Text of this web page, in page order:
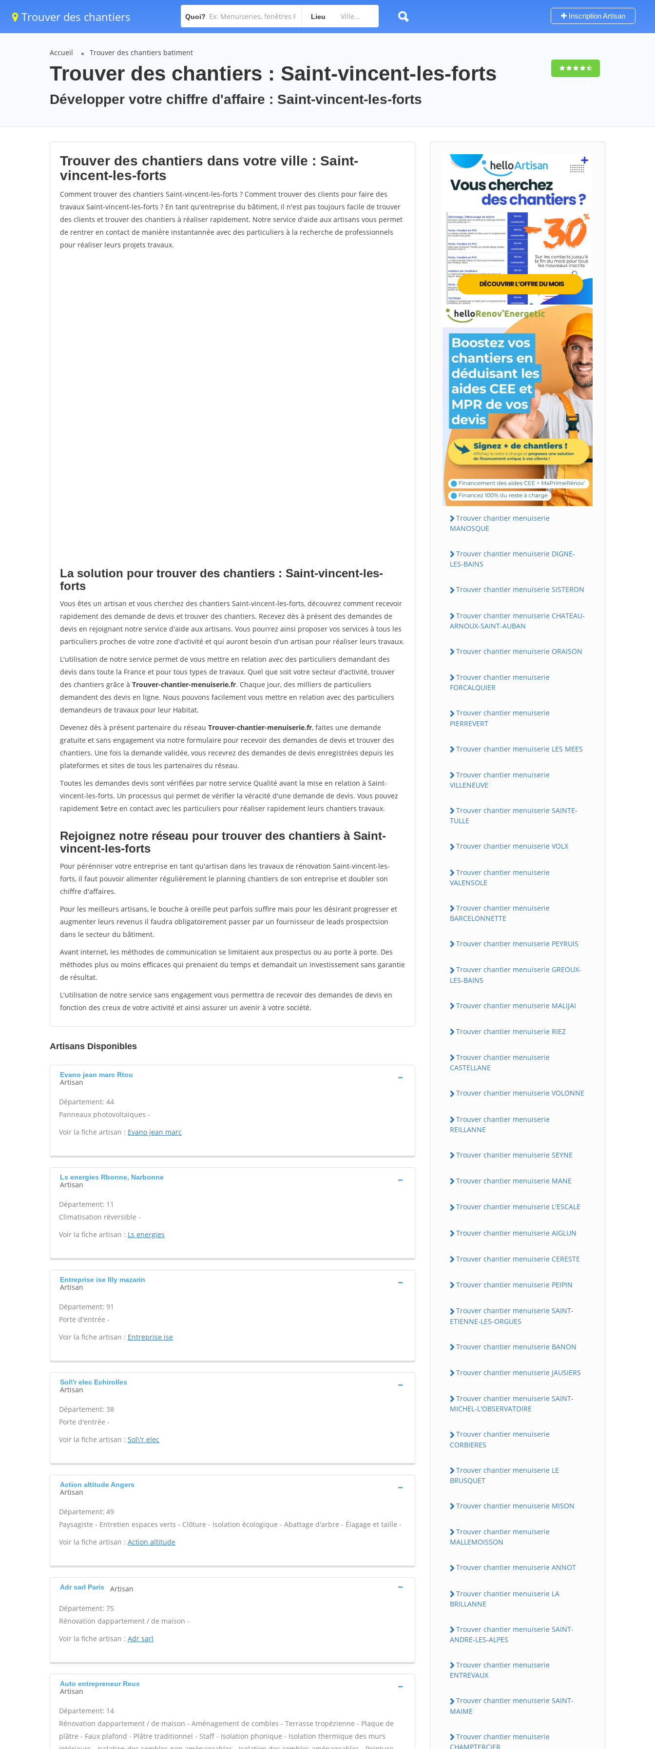
Trouver des chantiers Quoi? Lieu Inscription Artisan
Accueil Trouver des chantiers batiment
Trouver des chantiers : Saint-vincent-les-forts
Développer votre chiffre d'affaire : Saint-vincent-les-forts
Trouver des chantiers dans votre ville : Saint-
vincent-les-forts
Comment trouver des chantiers Saint-vincent-les-forts ? Comment trouver des clients pour faire des
travaux Saint-vincent-les-forts ? En tant qu'entreprise du bâtiment, il n'est pas toujours facile de trouver
des clients et trouver des chantiers à réaliser rapidement. Notre service d'aide aux artisans vous permet
de rentrer en contact de manière instantannée avec des particuliers à la recherche de professionnels
pour réaliser leurs projets travaux.
La solution pour trouver des chantiers : Saint-vincent-les-
forts
Vous êtes un artisan et vous cherchez des chantiers Saint-vincent-les-forts, découvrez comment recevoir
rapidement des demande de devis et trouver des chantiers. Recevez dès à présent des demandes de
devis en rejoignant notre service d'aide aux artisans. Vous pourrez ainsi proposer vos services à tous les
particuliers proches de votre zone d'activité et qui auront besoin d'un artisan pour réaliser leurs travaux.
L'utilisation de notre service permet de vous mettre en relation avec des particuliers demandant des
devis dans toute la France et pour tous types de travaux. Quel que soit votre secteur d'activité, trouver
des chantiers grâce à Trouver-chantier-menuiserie.fr. Chaque jour, des milliers de particuliers
demandent des devis en ligne. Nous pouvons facilement vous mettre en relation avec des particuliers
demandeurs de travaux pour leur Habitat.
Devenez dès à présent partenaire du réseau Trouver-chantier-menuiserie.fr, faites une demande
gratuite et sans engagement via notre formulaire pour recevoir des demandes de devis et trouver des
chantiers. Une fois la demande validée, vous recevrez des demandes de devis enregistrées depuis les
plateformes et sites de tous les partenaires du réseau.
Toutes les demandes devis sont vérifiées par notre service Qualité avant la mise en relation à Saint-
vincent-les-forts. Un processus qui permet de vérifier la véracité d'une demande de devis. Vous pouvez
rapidement $etre en contact avec les particuliers pour réaliser rapidement leurs chantiers travaux.
Rejoignez notre réseau pour trouver des chantiers à Saint-
vincent-les-forts
Pour pérénniser votre entreprise en tant qu'artisan dans les travaux de rénovation Saint-vincent-les-
forts, il faut pouvoir alimenter régulièrement le planning chantiers de son entreprise et doubler son
chiffre d'affaires.
Pour les meilleurs artisans, le bouche à oreille peut parfois suffire mais pour les désirant progresser et
augmenter leurs revenus il faudra obligatoirement passer par un fournisseur de leads prospectsion
dans le secteur du bâtiment.
Avant internet, les méthodes de communication se limitaient aux prospectus ou au porte à porte. Des
méthodes plus ou moins efficaces qui prenaient du temps et demandait un investissement sans garantie
de résultat.
L'utilisation de notre service sans engagement vous permettra de recevoir des demandes de devis en
fonction des creux de votre activité et ainsi assurer un avenir à votre société.
Artisans Disponibles
Evano jean marc Rtou
Artisan
Département: 44
Panneaux photovoltaïques -
Voir la fiche artisan : Evano jean marc
Ls energies Rbonne, Narbonne
Artisan
Département: 11
Climatisation réversible -
Voir la fiche artisan : Ls energies
Entreprise ise Illy mazarin
Artisan
Département: 91
Porte d'entrée -
Voir la fiche artisan : Entreprise ise
Sol\'r elec Echirolles
Artisan
Département: 38
Porte d'entrée -
Voir la fiche artisan : Sol\'r elec
Action altitude Angers
Artisan
Département: 49
Paysagiste - Entretien espaces verts - Clôture - Isolation écologique - Abattage d'arbre - Élagage et taille -
Voir la fiche artisan : Action altitude
Adr sarl Paris Artisan
Département: 75
Rénovation dappartement / de maison -
Voir la fiche artisan : Adr sarl
Auto entrepreneur Reux
Artisan
Département: 14
Rénovation dappartement / de maison - Aménagement de combles - Terrasse tropézienne - Plaque de
plâtre - Faux plafond - Plâtre traditionnel - Staff - Isolation phonique - Isolation thermique des murs
Trouver chantier menuiserie
MANOSQUE
Trouver chantier menuiserie DIGNE-
LES-BAINS
Trouver chantier menuiserie SISTERON
Trouver chantier menuiserie CHATEAU-
ARNOUX-SAINT-AUBAN
Trouver chantier menuiserie ORAISON
Trouver chantier menuiserie
FORCALQUIER
Trouver chantier menuiserie
PIERREVERT
Trouver chantier menuiserie LES MEES
Trouver chantier menuiserie
VILLENEUVE
Trouver chantier menuiserie SAINTE-
TULLE
Trouver chantier menuiserie VOLX
Trouver chantier menuiserie
VALENSOLE
Trouver chantier menuiserie
BARCELONNETTE
Trouver chantier menuiserie PEYRUIS
Trouver chantier menuiserie GREOUX-
LES-BAINS
Trouver chantier menuiserie MALIJAI
Trouver chantier menuiserie RIEZ
Trouver chantier menuiserie
CASTELLANE
Trouver chantier menuiserie VOLONNE
Trouver chantier menuiserie
REILLANNE
Trouver chantier menuiserie SEYNE
Trouver chantier menuiserie MANE
Trouver chantier menuiserie L'ESCALE
Trouver chantier menuiserie AIGLUN
Trouver chantier menuiserie CERESTE
Trouver chantier menuiserie PEIPIN
Trouver chantier menuiserie SAINT-
ETIENNE-LES-ORGUES
Trouver chantier menuiserie BANON
Trouver chantier menuiserie JAUSIERS
Trouver chantier menuiserie SAINT-
MICHEL-L'OBSERVATOIRE
Trouver chantier menuiserie
CORBIERES
Trouver chantier menuiserie LE
BRUSQUET
Trouver chantier menuiserie MISON
Trouver chantier menuiserie
MALLEMOISSON
Trouver chantier menuiserie ANNOT
Trouver chantier menuiserie LA
BRILLANNE
Trouver chantier menuiserie SAINT-
ANDRE-LES-ALPES
Trouver chantier menuiserie
ENTREVAUX
Trouver chantier menuiserie SAINT-
MAIME
Trouver chantier menuiserie
CHAMPTERCIER